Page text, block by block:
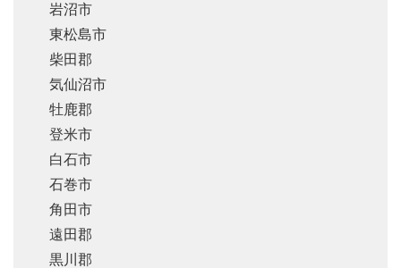
岩沼市
東松島市
柴田郡
気仙沼市
牡鹿郡
登米市
白石市
石巻市
角田市
遠田郡
黒川郡